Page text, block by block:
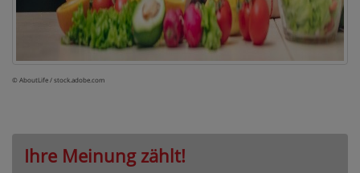
© AboutLife / stock.adobe.com
Ihre Meinung zählt!